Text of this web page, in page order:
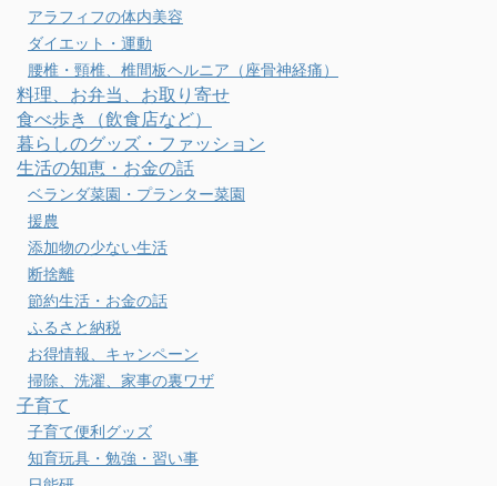
アラフィフの体内美容
ダイエット・運動
腰椎・頸椎、椎間板ヘルニア（座骨神経痛）
料理、お弁当、お取り寄せ
食べ歩き（飲食店など）
暮らしのグッズ・ファッション
生活の知恵・お金の話
ベランダ菜園・プランター菜園
援農
添加物の少ない生活
断捨離
節約生活・お金の話
ふるさと納税
お得情報、キャンペーン
掃除、洗濯、家事の裏ワザ
子育て
子育て便利グッズ
知育玩具・勉強・習い事